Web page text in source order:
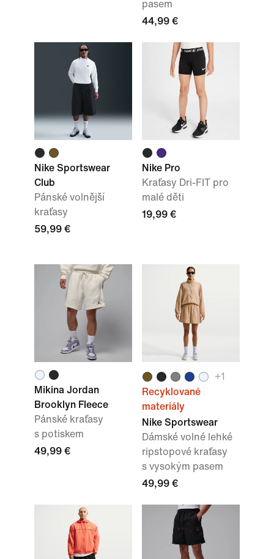
pasem
44,99 €
Nike Sportswear
Club
Pánské volnější
kraťasy
59,99 €
Nike Pro
Kraťasy Dri-FIT pro
malé děti
19,99 €
Mikina Jordan
Brooklyn Fleece
Pánské kraťasy
s potiskem
49,99 €
+1
Recyklované
materiály
Nike Sportswear
Dámské volné lehké
ripstopové kraťasy
s vysokým pasem
49,99 €